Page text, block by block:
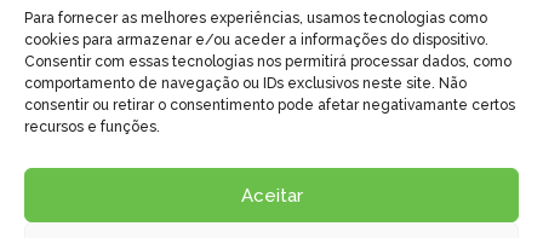
Para fornecer as melhores experiências, usamos tecnologias como
cookies para armazenar e/ou aceder a informações do dispositivo.
Consentir com essas tecnologias nos permitirá processar dados, como
comportamento de navegação ou IDs exclusivos neste site. Não
consentir ou retirar o consentimento pode afetar negativamante certos
recursos e funções.
Aceitar
Sobre Nós
Contactos
CONTACTOS
Tlm. +351 916 4 08 702
São Romão